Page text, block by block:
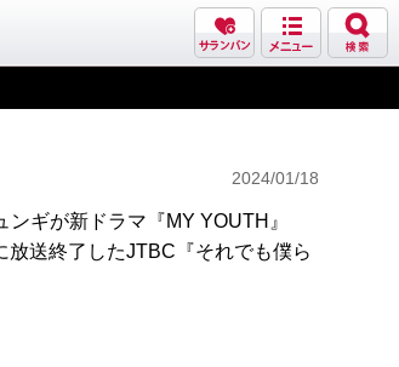
2024/01/18
ギが新ドラマ『MY YOUTH』
放送終了したJTBC『それでも僕ら